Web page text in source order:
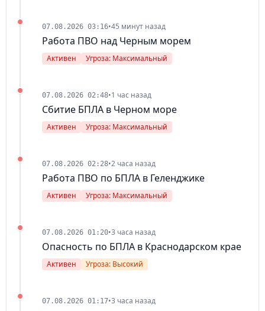
07.08.2026 03:16•45 минут назад
Работа ПВО над Черным морем
Активен Угроза: Максимальный
07.08.2026 02:48•1 час назад
Сбитие БПЛА в Черном море
Активен Угроза: Максимальный
07.08.2026 02:28•2 часа назад
Работа ПВО по БПЛА в Геленджике
Активен Угроза: Максимальный
07.08.2026 01:20•3 часа назад
Опасность по БПЛА в Краснодарском крае
Активен Угроза: Высокий
07.08.2026 01:17•3 часа назад